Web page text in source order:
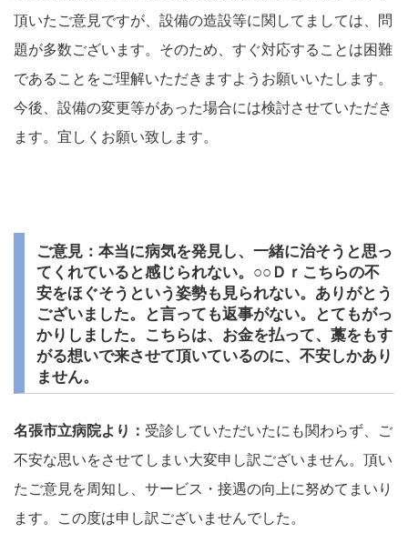
頂いたご意見ですが、設備の造設等に関してましては、問
題が多数ございます。そのため、すぐ対応することは困難
であることをご理解いただきますようお願いいたします。
今後、設備の変更等があった場合には検討させていただき
ます。宜しくお願い致します。
ご意見：本当に病気を発見し、一緒に治そうと思っ
てくれていると感じられない。○○Ｄｒこちらの不
安をほぐそうという姿勢も見られない。ありがとう
ございました。と言っても返事がない。とてもがっ
かりしました。こちらは、お金を払って、藁をもす
がる想いで来させて頂いているのに、不安しかあり
ません。
名張市立病院より： 受診していただいたにも関わらず、ご
不安な思いをさせてしまい大変申し訳ございません。頂い
たご意見を周知し、サービス・接遇の向上に努めてまいり
ます。この度は申し訳ございませんでした。